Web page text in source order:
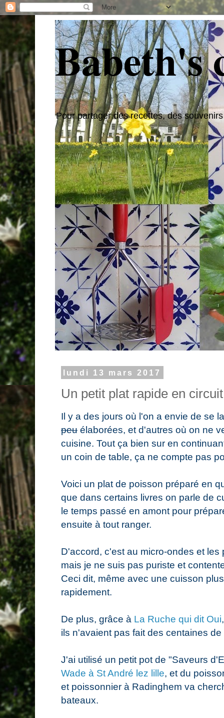
Babeth's
Pour partager des recettes, des
lundi 13 mars 2017
Un petit plat rapide en
Il y a des jours où l'on a envie de se
peu élaborées, et d'autres où on ne
cuisine. Tout ça bien sur en
un coin de table, ça ne compte pas
Voici un plat de poisson préparé en
que dans certains livres on parle de
le temps passé en amont pour
ensuite à tout ranger.
D'accord, c'est au micro-ondes et
mais je ne suis pas puriste et
Ceci dit, même avec une cuisson
rapidement.
De plus, grâce à La Ruche qui dit Oui
ils n'avaient pas fait des centaines
J'ai utilisé un petit pot de "Saveurs
Wade à St André lez lille, et du
et poissonnier à Radinghem va
bateaux.